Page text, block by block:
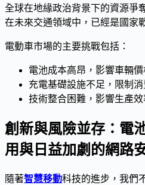
全球在地緣政治背景下的資源爭
在未來交通領域中，已經是國家
電動車市場的主要挑戰包括：
電池成本高昂，影響車輛價
充電基礎設施不足，限制消
技術整合困難，影響生產效
創新與風險並存：電
用與日益加劇的網路
隨著智慧移動科技的進步，我們